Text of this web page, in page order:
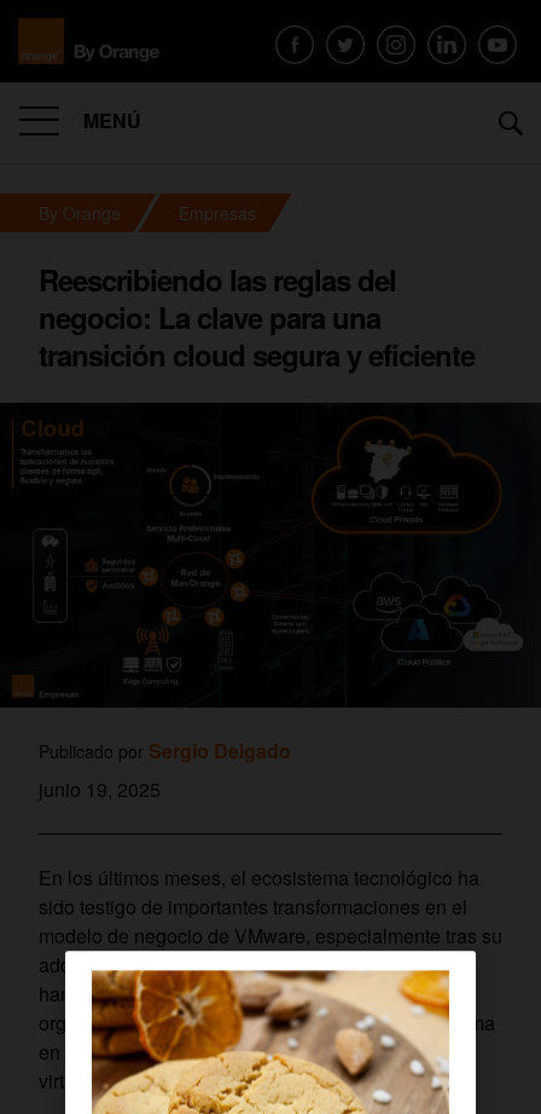
MENÚ
By Orange Empresas
Reescribiendo las reglas del
negocio: La clave para una
transición cloud segura y eficiente
Publicado por Sergio Delgado
junio 19, 2025
En los últimos meses, el ecosistema tecnológico ha
sido testigo de importantes transformaciones en el
modelo de negocio de VMware, especialmente tras su
adquisición por parte de Broadcom. Estos cambios
han generado incertidumbre en muchas
organizaciones, ya que afectan directamente la forma
en que se licencian y gestionan las infraestructuras
virtualizadas.